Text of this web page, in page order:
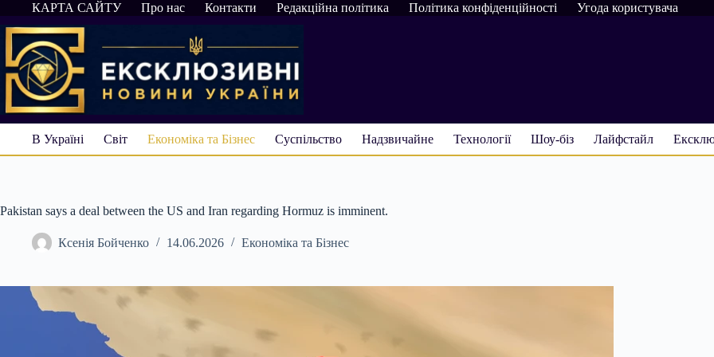
Перейти
до
вмісту
КАРТА САЙТУ Про нас Контакти Редакційна політика Політика конфіденційності Угода користувача
В Україні Світ Економіка та Бізнес Суспільство Надзвичайне Технології Шоу-біз Лайфстайл
Pakistan says a deal between the US and Iran regarding Hormuz is imminent.
Ксенія Бойченко 14.06.2026 Економіка та Бізнес